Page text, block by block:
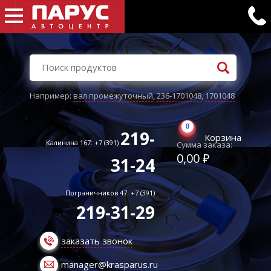
Например:вал промежуточный,236-1701048,1701048
Калинина 167: +7 (391) 219-
31-24
Пограничников 47: +7 (391)
219-31-29
заказать звонок
manager@krasparus.ru
0
Корзина
Сумма заказа:
0,00 ₽